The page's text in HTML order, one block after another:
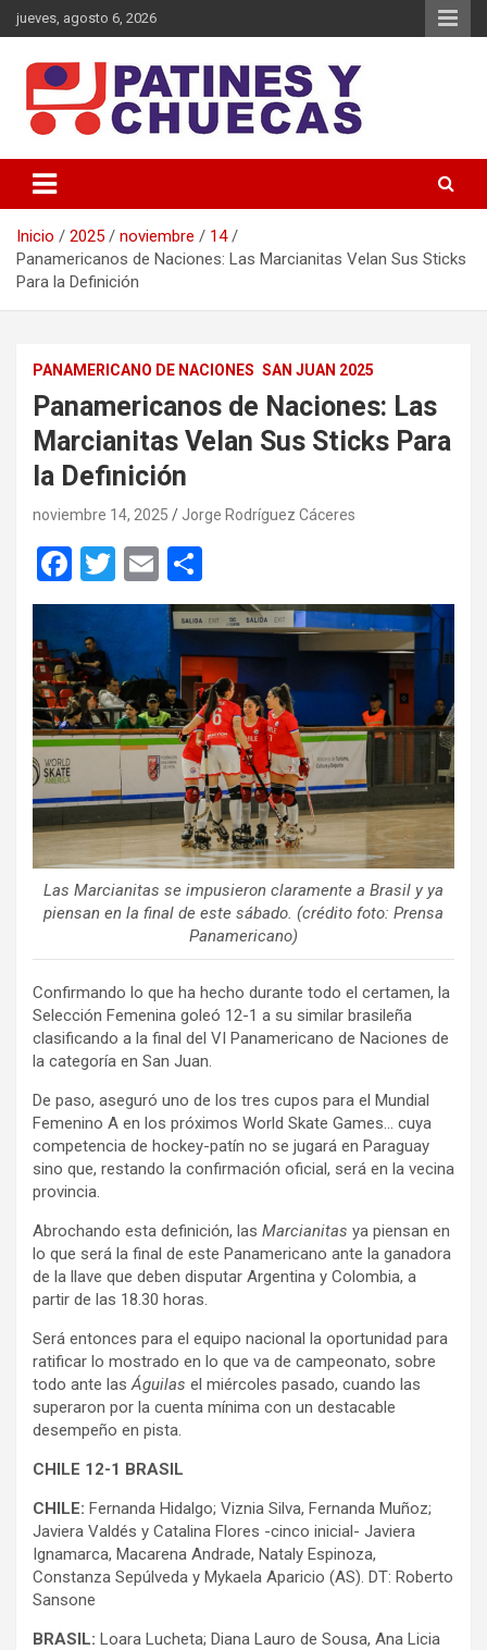
Saltar
al
jueves, agosto 6, 2026
Patines y Chuecas
Inicio 2025 noviembre
14
Panamericanos de Naciones: Las Marcianitas Velan Sus Sticks
Para la Definición
PANAMERICANO DE NACIONES SAN JUAN 2025
Panamericanos de Naciones: Las
Marcianitas Velan Sus Sticks Para
la Definición
noviembre 14, 2025 Jorge Rodríguez Cáceres
F
a
ce
b
o
o
T
wi
tt
er
E
m
ail
o
m
p
ar
tir
Las Marcianitas se impusieron claramente a Brasil y ya
piensan en la final de este sábado. (crédito foto: Prensa
Panamericano)
Confirmando lo que ha hecho durante todo el certamen, la
Selección Femenina goleó 12-1 a su similar brasileña
clasificando a la final del VI Panamericano de Naciones de
la categoría en San Juan.
De paso, aseguró uno de los tres cupos para el Mundial
Femenino A en los próximos World Skate Games… cuya
competencia de hockey-patín no se jugará en Paraguay
sino que, restando la confirmación oficial, será en la vecina
provincia.
Abrochando esta definición, las Marcianitas ya piensan en
lo que será la final de este Panamericano ante la ganadora
de la llave que deben disputar Argentina y Colombia, a
partir de las 18.30 horas.
Será entonces para el equipo nacional la oportunidad para
ratificar lo mostrado en lo que va de campeonato, sobre
todo ante las Águilas el miércoles pasado, cuando las
superaron por la cuenta mínima con un destacable
desempeño en pista.
CHILE 12-1 BRASIL
CHILE: Fernanda Hidalgo; Viznia Silva, Fernanda Muñoz;
Javiera Valdés y Catalina Flores -cinco inicial- Javiera
Ignamarca, Macarena Andrade, Nataly Espinoza,
Constanza Sepúlveda y Mykaela Aparicio (AS). DT: Roberto
Sansone
BRASIL: Loara Lucheta; Diana Lauro de Sousa, Ana Licia